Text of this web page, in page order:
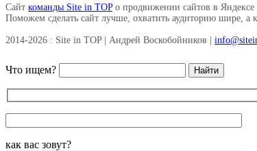
Сайт команды Site in TOPо продвижении сайтов в Яндексе
Поможем сделать сайт лучше, охватить аудиторию шире, а
2014-2026 : Site in TOP | Андрей Воскобойников |
Что ищем?
как вас зовут?